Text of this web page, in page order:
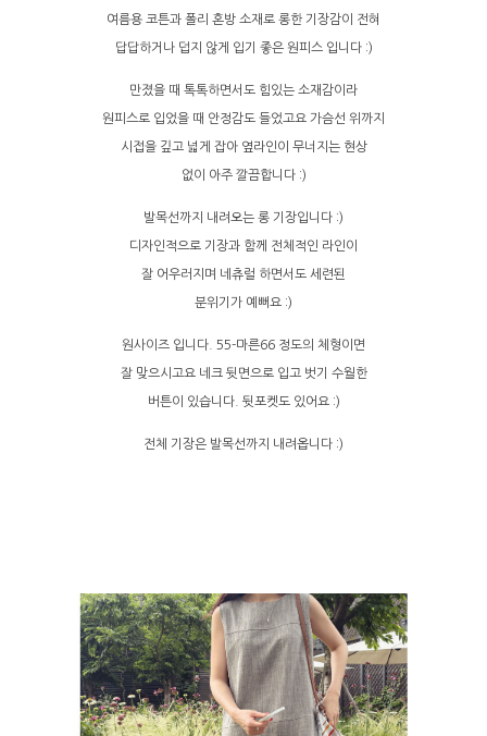
여름용 코튼과 폴리 혼방 소재로 롱한 기장감이 전혀
답답하거나 덥지 않게 입기 좋은 원피스 입니다 :)
만졌을 때 톡톡하면서도 힘있는 소재감이라
원피스로 입었을 때 안정감도 들었고요 가슴선 위까지
시접을 깊고 넓게 잡아 옆라인이 무너지는 현상
없이 아주 깔끔합니다 :)
발목선까지 내려오는 롱 기장입니다 :)
디자인적으로 기장과 함께 전체적인 라인이
잘 어우러지며 네츄럴 하면서도 세련된
분위기가 예뻐요 :)
원사이즈 입니다. 55-마른66 정도의 체형이면
잘 맞으시고요 네크 뒷면으로 입고 벗기 수월한
버튼이 있습니다. 뒷포켓도 있어요 :)
전체 기장은 발목선까지 내려옵니다 :)